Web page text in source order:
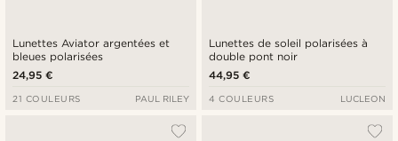
Lunettes Aviator argentées et
bleues polarisées
24,95 €
21 COULEURS PAUL RILEY
Lunettes de soleil polarisées à
double pont noir
44,95 €
4 COULEURS LUCLEON